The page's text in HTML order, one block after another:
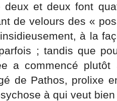
deux et deux font
de velours des «
à la
; tandis que
a commencé
de Pathos, prolixe
à qui veut